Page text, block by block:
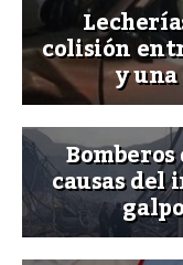
colisión
y
causas del